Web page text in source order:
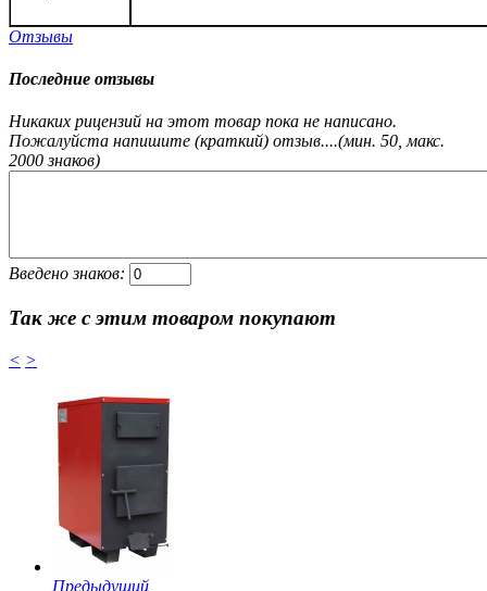
Отзывы
Последние отзывы
Никаких рицензий на этот товар пока не написано.
Пожалуйста напишите (краткий) отзыв....(мин. 50, макс.
2000 знаков)
Введено знаков:
Так же с этим товаром покупают
< >
Предыдущий